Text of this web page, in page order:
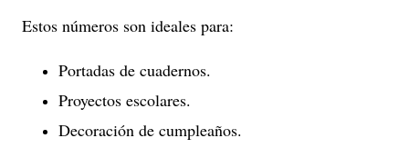
Estos números son ideales para:
Portadas de cuadernos.
Proyectos escolares.
Decoración de cumpleaños.